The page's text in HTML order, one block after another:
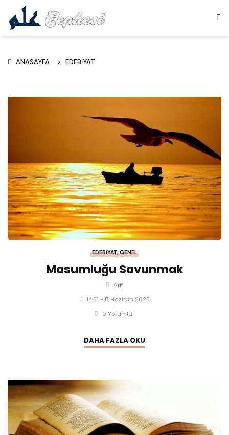
ANASAYFA EDEBIYAT
EDEBIYAT,GENEL
Masumluğu Savunmak
Arif
14:51 - 8 Haziran 2025
0 Yorumlar
DAHA FAZLA OKU